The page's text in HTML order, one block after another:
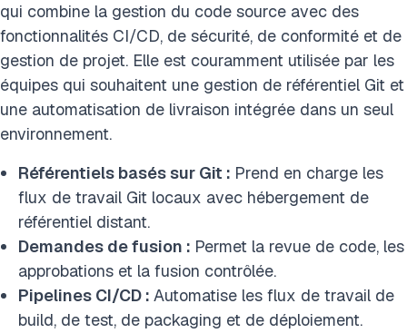
qui combine la gestion du code source avec des
fonctionnalités CI/CD, de sécurité, de conformité et de
gestion de projet. Elle est couramment utilisée par les
équipes qui souhaitent une gestion de référentiel Git et
une automatisation de livraison intégrée dans un seul
environnement.
Référentiels basés sur Git : Prend en charge les
flux de travail Git locaux avec hébergement de
référentiel distant.
Demandes de fusion : Permet la revue de code, les
approbations et la fusion contrôlée.
Pipelines CI/CD : Automatise les flux de travail de
build, de test, de packaging et de déploiement.